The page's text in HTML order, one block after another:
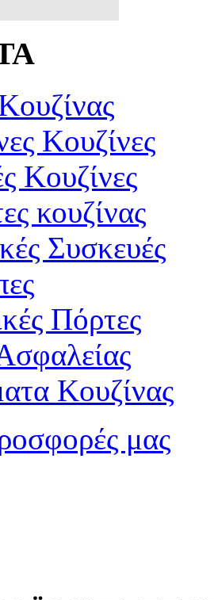
Κουζίνες
Κουζίνες
κουζίνας
Συσκευές
Πόρτες
Κουζίνας
μας